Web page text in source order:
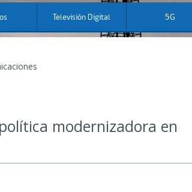
Televisión Digital 5G
modernizadora en